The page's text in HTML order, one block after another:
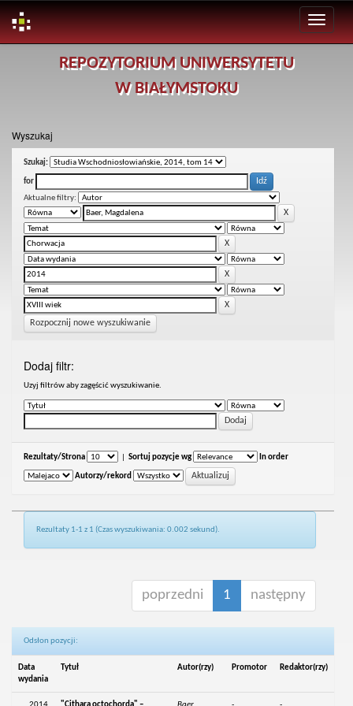
REPOZYTORIUM UNIWERSYTETU
W BIAŁYMSTOKU
Wyszukaj
Szukaj:
for
Aktualne filtry:
Rozpocznij nowe wyszukiwanie
Dodaj filtr:
Uzyj filtrów aby zagęścić wyszukiwanie.
Rezultaty/Strona Sortuj pozycje wg In order
Autorzy/rekord
Rezultaty 1-1 z 1 (Czas wyszukiwania: 0.002 sekund).
poprzedni 1 następny
Odsłon pozycji:
Data
wydania
Tytuł Autor(rzy) Promotor Redaktor(rzy)